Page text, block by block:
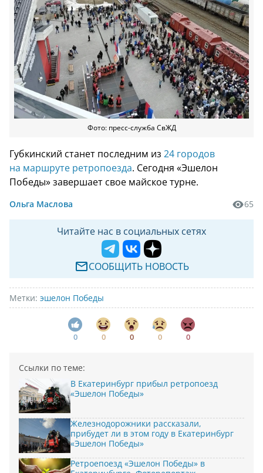
Фото: пресс-служба СвЖД
Губкинский станет последним из 24 городов
на маршруте ретропоезда. Сегодня «Эшелон
Победы» завершает свое майское турне.
Ольга Маслова 65
Читайте нас в социальных сетях
СООБЩИТЬ НОВОСТЬ
Метки: эшелон Победы
0 0 0 0 0
Ссылки по теме:
В Екатеринбург прибыл ретропоезд
«Эшелон Победы»
Железнодорожники рассказали,
прибудет ли в этом году в Екатеринбург
«Эшелон Победы»
Ретроепоезд «Эшелон Победы» в